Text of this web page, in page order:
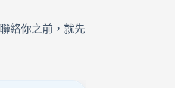
絡你之前，就先